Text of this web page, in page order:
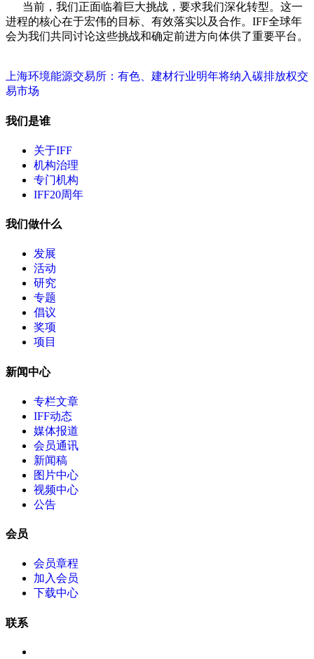
当前，我们正面临着巨大挑战，要求我们深化转型。这一
进程的核心在于宏伟的目标、有效落实以及合作。IFF全球年
会为我们共同讨论这些挑战和确定前进方向体供了重要平台。
上海环境能源交易所：有色、建材行业明年将纳入碳排放权交
易市场
我们是谁
关于IFF
机构治理
专门机构
IFF20周年
我们做什么
发展
活动
研究
专题
倡议
奖项
项目
新闻中心
专栏文章
IFF动态
媒体报道
会员通讯
新闻稿
图片中心
视频中心
公告
会员
会员章程
加入会员
下载中心
联系